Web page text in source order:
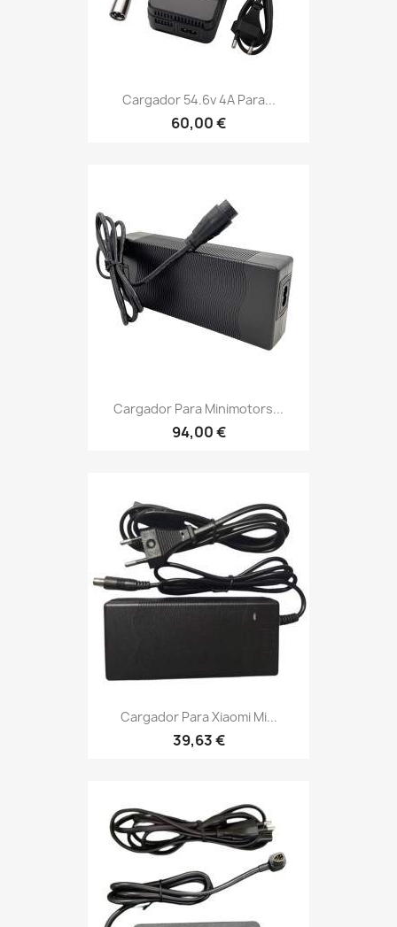
Cargador 54.6v 4A Para...
60,00 €
Cargador Para Minimotors...
94,00 €
Cargador Para Xiaomi Mi...
39,63 €